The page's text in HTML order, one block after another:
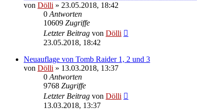
von Dölli » 23.05.2018, 18:42
0 Antworten
10609 Zugriffe
Letzter Beitrag von Dölli
23.05.2018, 18:42
Neuauflage von Tomb Raider 1, 2 und 3
von Dölli » 13.03.2018, 13:37
0 Antworten
9768 Zugriffe
Letzter Beitrag von Dölli
13.03.2018, 13:37